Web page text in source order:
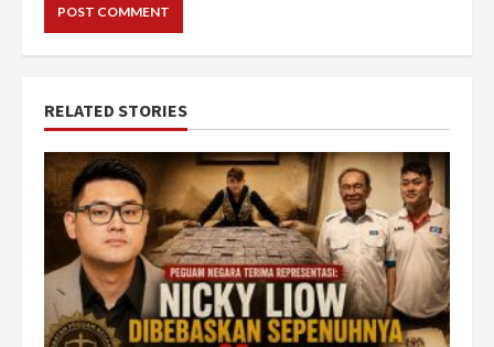
RELATED STORIES